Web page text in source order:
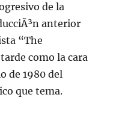
de la
anterior
“The
como la cara
de 1980 del
que tema.